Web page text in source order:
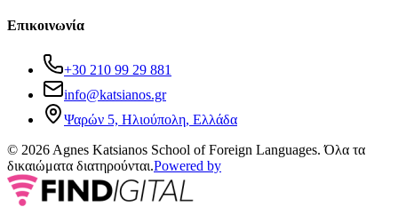
Επικοινωνία
+30 210 99 29 881
info@katsianos.gr
Ψαρών 5, Ηλιούπολη, Ελλάδα
© 2026 Agnes Katsianos School of Foreign Languages.Όλα τα
δικαιώματα διατηρούνται.Powered by